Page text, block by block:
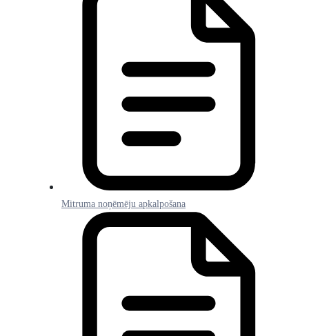
Mitruma noņēmēju apkalpošana